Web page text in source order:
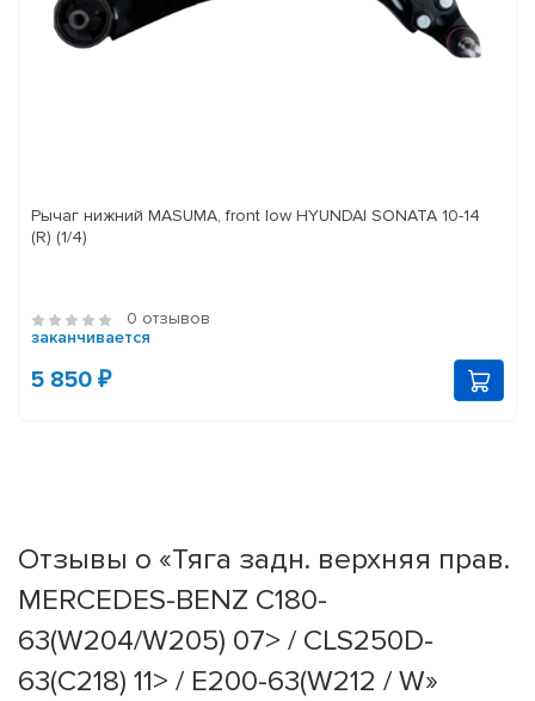
Рычаг нижний MASUMA, front low HYUNDAI SONATA 10-14
(R) (1/4)
0 отзывов
заканчивается
5 850 ₽
Отзывы о «Тяга задн. верхняя прав.
MERCEDES-BENZ C180-
63(W204/W205) 07> / CLS250D-
63(C218) 11> / E200-63(W212 / W»